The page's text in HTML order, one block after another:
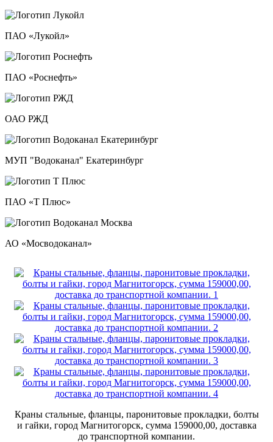
ПАО «Лукойл»
ПАО «Роснефть»
ОАО РЖД
МУП "Водоканал" Екатеринбург
ПАО «Т Плюс»
АО «Мосводоканал»
Краны стальные, фланцы, паронитовые прокладки, болты
и гайки, город Магнитогорск, сумма 159000,00, доставка
до транспортной компании.